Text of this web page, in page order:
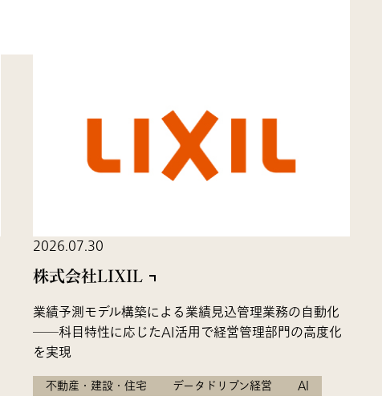
2026.07.30
株式会社LIXIL
業績予測モデル構築による業績見込管理業務の自動化
――科目特性に応じたAI活用で経営管理部門の高度化
を実現
不動産・建設・住宅 データドリブン経営 AI